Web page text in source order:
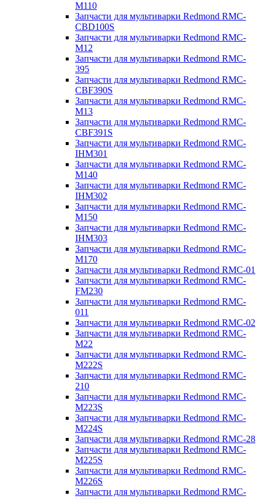
M110
Запчасти для мультиварки Redmond RMC-
CBD100S
Запчасти для мультиварки Redmond RMC-
M12
Запчасти для мультиварки Redmond RMC-
395
Запчасти для мультиварки Redmond RMC-
CBF390S
Запчасти для мультиварки Redmond RMC-
M13
Запчасти для мультиварки Redmond RMC-
CBF391S
Запчасти для мультиварки Redmond RMC-
IHM301
Запчасти для мультиварки Redmond RMC-
M140
Запчасти для мультиварки Redmond RMC-
IHM302
Запчасти для мультиварки Redmond RMC-
M150
Запчасти для мультиварки Redmond RMC-
IHM303
Запчасти для мультиварки Redmond RMC-
M170
Запчасти для мультиварки Redmond RMC-01
Запчасти для мультиварки Redmond RMC-
FM230
Запчасти для мультиварки Redmond RMC-
011
Запчасти для мультиварки Redmond RMC-02
Запчасти для мультиварки Redmond RMC-
M22
Запчасти для мультиварки Redmond RMC-
M222S
Запчасти для мультиварки Redmond RMC-
210
Запчасти для мультиварки Redmond RMC-
M223S
Запчасти для мультиварки Redmond RMC-
M224S
Запчасти для мультиварки Redmond RMC-28
Запчасти для мультиварки Redmond RMC-
M225S
Запчасти для мультиварки Redmond RMC-
M226S
Запчасти для мультиварки Redmond RMC-